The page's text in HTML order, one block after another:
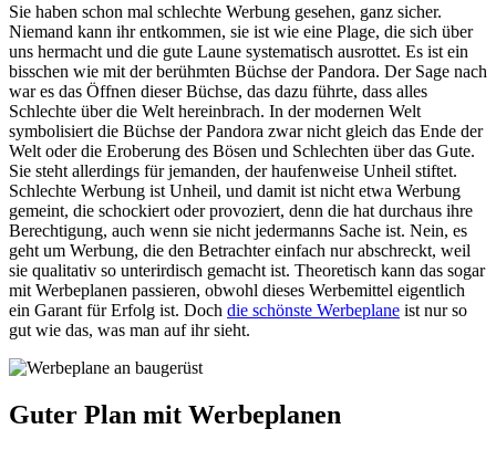
Sie haben schon mal schlechte Werbung gesehen, ganz sicher.
Niemand kann ihr entkommen, sie ist wie eine Plage, die sich über
uns hermacht und die gute Laune systematisch ausrottet. Es ist ein
bisschen wie mit der berühmten Büchse der Pandora. Der Sage nach
war es das Öffnen dieser Büchse, das dazu führte, dass alles
Schlechte über die Welt hereinbrach. In der modernen Welt
symbolisiert die Büchse der Pandora zwar nicht gleich das Ende der
Welt oder die Eroberung des Bösen und Schlechten über das Gute.
Sie steht allerdings für jemanden, der haufenweise Unheil stiftet.
Schlechte Werbung ist Unheil, und damit ist nicht etwa Werbung
gemeint, die schockiert oder provoziert, denn die hat durchaus ihre
Berechtigung, auch wenn sie nicht jedermanns Sache ist. Nein, es
geht um Werbung, die den Betrachter einfach nur abschreckt, weil
sie qualitativ so unterirdisch gemacht ist. Theoretisch kann das sogar
mit Werbeplanen passieren, obwohl dieses Werbemittel eigentlich
ein Garant für Erfolg ist. Doch die schönste Werbeplane ist nur so
gut wie das, was man auf ihr sieht.
Guter Plan mit Werbeplanen